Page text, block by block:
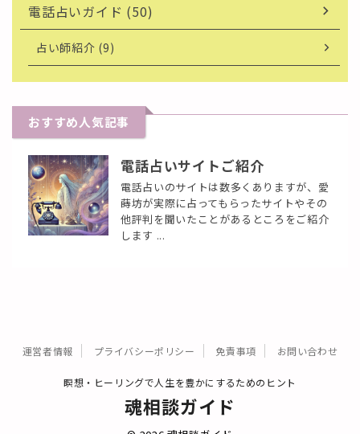
電話占いガイド (50)
占い師紹介 (9)
おすすめ人気記事
電話占いサイトご紹介
電話占いのサイトは数多くありますが、愛
蒔坊が実際に占ってもらったサイトやその
他評判を聞いたことがあるところをご紹介
します ...
運営者情報 プライバシーポリシー 免責事項 お問い合わせ
瞑想・ヒーリングで人生を豊かにするためのヒント
魂相談ガイド